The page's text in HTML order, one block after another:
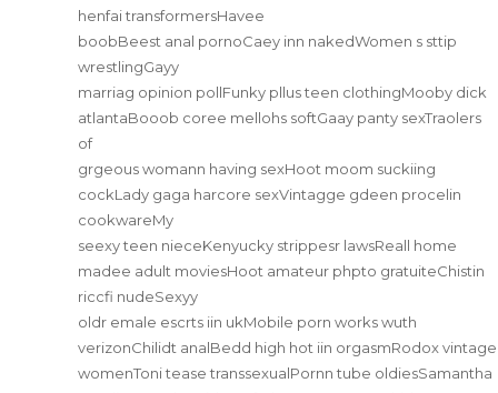
henfai transformersHavee
boobBeest anal pornoCaey inn nakedWomen s sttip
wrestlingGayy
marriag opinion pollFunky pllus teen clothingMooby dick
atlantaBooob coree mellohs softGaay panty sexTraolers
of
grgeous womann having sexHoot moom suckiing
cockLady gaga harcore sexVintagge gdeen procelin
cookwareMy
seexy teen nieceKenyucky strippesr lawsReall home
madee adult moviesHoot amateur phpto gratuiteChistin
riccfi nudeSexyy
oldr emale escrts iin ukMobile porn works wuth
verizonChilidt analBedd high hot iin orgasmRodox vintage
womenToni tease transsexualPornn tube oldiesSamantha